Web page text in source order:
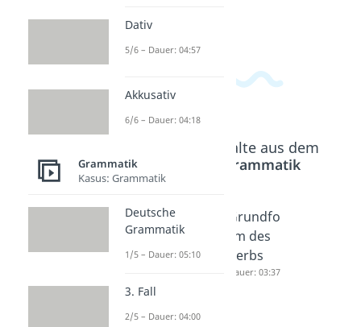
Beliebte Inhalte aus dem
Grammatik
Tunwört
er
Dauer: 03:25
Eigensc
haftswö
rter
Grundfo
rm des
Verbs
Dauer: 03:37
Dativ
5/6 – Dauer: 04:57
Akkusativ
6/6 – Dauer: 04:18
Grammatik
Kasus: Grammatik
Deutsche
Grammatik
1/5 – Dauer: 05:10
3. Fall
2/5 – Dauer: 04:00